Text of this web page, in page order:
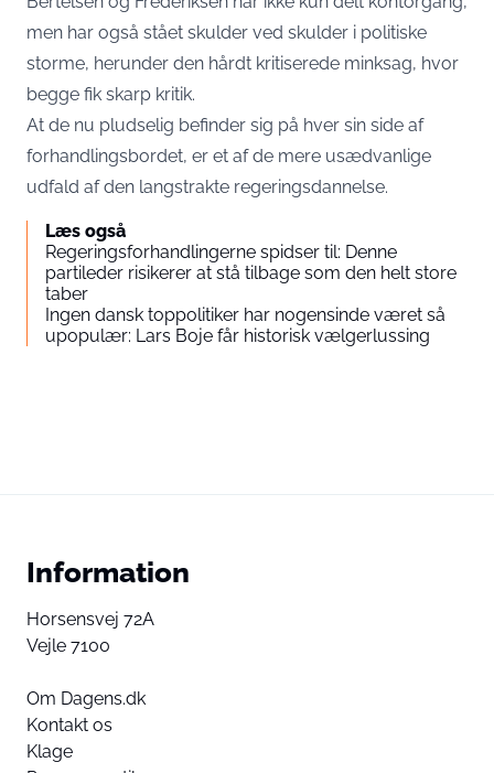
men har også stået skulder ved skulder i politiske
storme, herunder den hårdt kritiserede minksag, hvor
begge fik skarp kritik.
At de nu pludselig befinder sig på hver sin side af
forhandlingsbordet, er et af de mere usædvanlige
udfald af den langstrakte regeringsdannelse.
Læs også
Regeringsforhandlingerne spidser til: Denne
partileder risikerer at stå tilbage som den helt store
taber
Ingen dansk toppolitiker har nogensinde været så
upopulær: Lars Boje får historisk vælgerlussing
Information
Horsensvej 72A
Vejle 7100
Om Dagens.dk
Kontakt os
Klage